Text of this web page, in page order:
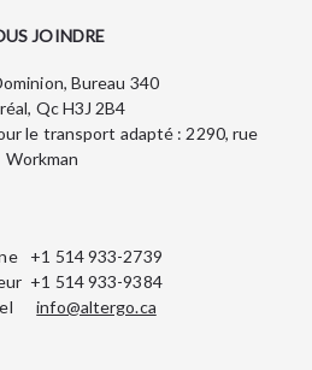
JOINDRE
Bureau 340
Qc H3J 2B4
le transport adapté : 2290, rue
Workman
+1 514 933-2739
+1 514 933-9384
info@altergo.ca